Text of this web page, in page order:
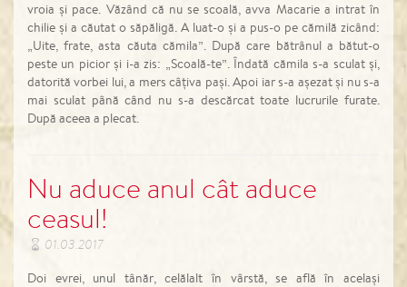
vroia și pace. Văzând că nu se scoală, avva Macarie a intrat în
chilie și a căutat o săpăligă. A luat-o și a pus-o pe cămilă zicând:
„Uite, frate, asta căuta cămila”. După care bătrânul a bătut-o
peste un picior și i-a zis: „Scoală-te”. Îndată cămila s-a sculat și,
datorită vorbei lui, a mers câțiva pași. Apoi iar s-a așezat și nu s-a
mai sculat până când nu s-a descărcat toate lucrurile furate.
După aceea a plecat.
Nu aduce anul cât aduce
ceasul!
01.03.2017
Doi evrei, unul tânăr, celălalt în vârstă, se află în același